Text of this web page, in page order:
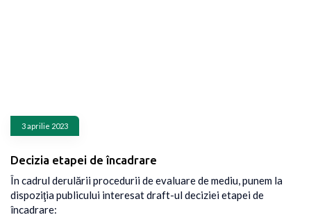
3 aprilie 2023
Decizia etapei de încadrare
În cadrul derulării procedurii de evaluare de mediu, punem la
dispoziţia publicului interesat draft-ul deciziei etapei de
încadrare: